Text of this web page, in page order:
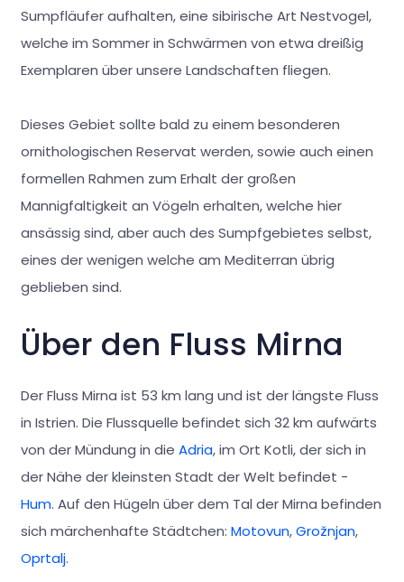
Sumpfläufer aufhalten, eine sibirische Art Nestvogel,
welche im Sommer in Schwärmen von etwa dreißig
Exemplaren über unsere Landschaften fliegen.
Dieses Gebiet sollte bald zu einem besonderen
ornithologischen Reservat werden, sowie auch einen
formellen Rahmen zum Erhalt der großen
Mannigfaltigkeit an Vögeln erhalten, welche hier
ansässig sind, aber auch des Sumpfgebietes selbst,
eines der wenigen welche am Mediterran übrig
geblieben sind.
Über den Fluss Mirna
Der Fluss Mirna ist 53 km lang und ist der längste Fluss
in Istrien. Die Flussquelle befindet sich 32 km aufwärts
von der Mündung in die Adria, im Ort Kotli, der sich in
der Nähe der kleinsten Stadt der Welt befindet -
Hum. Auf den Hügeln über dem Tal der Mirna befinden
sich märchenhafte Städtchen: Motovun,Grožnjan,
Oprtalj.